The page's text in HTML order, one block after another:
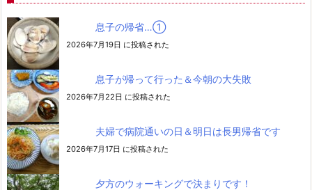
息子の帰省…➀
2026年7月19日 に投稿された
息子が帰って行った＆今朝の大失敗
2026年7月22日 に投稿された
夫婦で病院通いの日＆明日は長男帰省です
2026年7月17日 に投稿された
夕方のウォーキングで決まりです！